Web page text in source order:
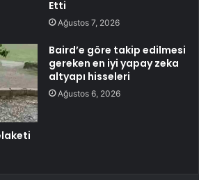
Etti
Ağustos 7, 2026
Baird’e göre takip edilmesi
gereken en iyi yapay zeka
altyapı hisseleri
Ağustos 6, 2026